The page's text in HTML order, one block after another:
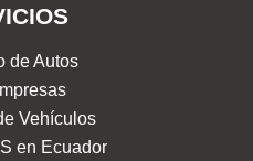
de Autos
Vehículos
en Ecuador